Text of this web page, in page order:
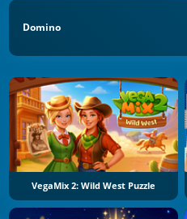
Domino
VegaMix 2: Wild West Puzzle